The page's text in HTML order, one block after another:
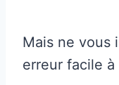
Mais ne vous
erreur facile